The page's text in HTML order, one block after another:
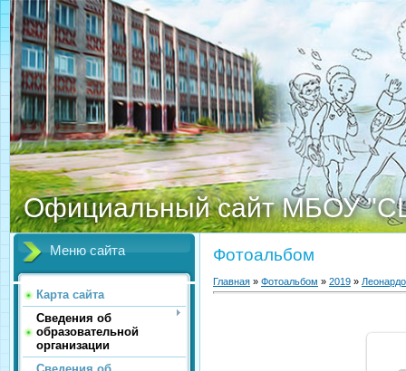
Официальный сайт МБОУ
Меню сайта
Карта сайта
Сведения об
образовательной
организации
Фотоальбом
Главная » Фотоальбом » 2019 » Леонардо